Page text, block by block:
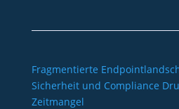
Fragmentierte
Sicherheit und Compliance
Zeitmangel